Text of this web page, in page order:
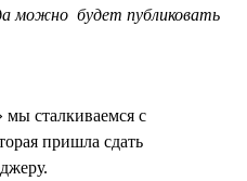
можно будет публиковать
сталкиваемся с
пришла сдать